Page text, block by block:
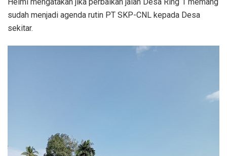
sudah menjadi agenda rutin PT SKP-CNL kepada Desa
sekitar.